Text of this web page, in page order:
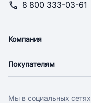
8 800 333-03-61
Компания
Новости
Поставщикам
Покупателям
Оплата
Мы в социальных сетях